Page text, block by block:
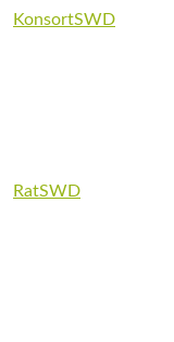
KonsortSWD
RatSWD